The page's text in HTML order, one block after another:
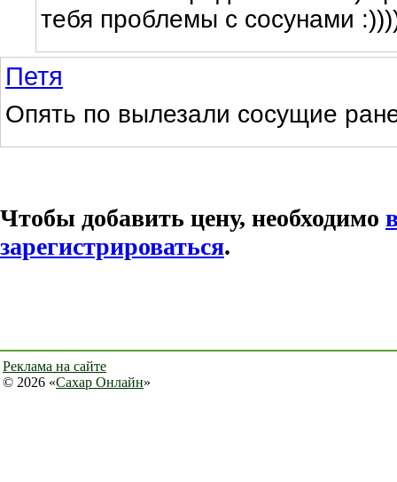
тебя проблемы с сосунами
Петя
Опять по вылезали сосущие
Чтобы добавить цену, необходимо
зарегистрироваться.
Реклама на сайте
© 2026 «Сахар Онлайн»